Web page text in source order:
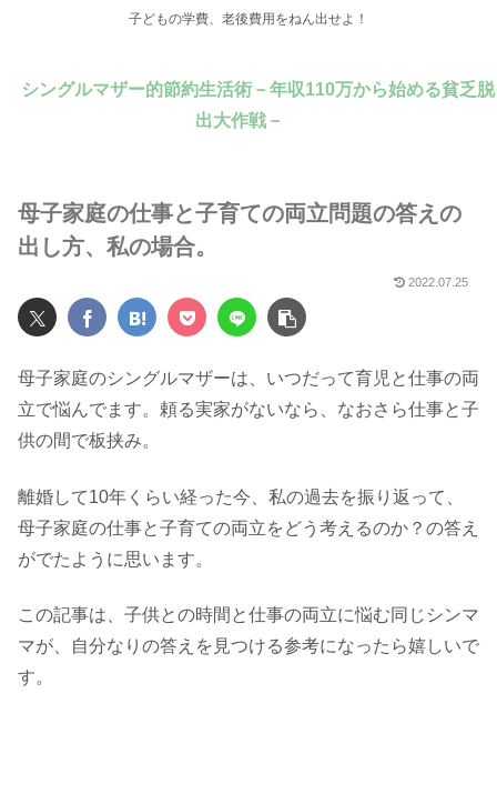
子どもの学費、老後費用をねん出せよ！
シングルマザー的節約生活術－年収110万から始める貧乏脱
出大作戦－
母子家庭の仕事と子育ての両立問題の答えの
出し方、私の場合。
2022.07.25
母子家庭のシングルマザーは、いつだって育児と仕事の両
立で悩んでます。頼る実家がないなら、なおさら仕事と子
供の間で板挟み。
離婚して10年くらい経った今、私の過去を振り返って、
母子家庭の仕事と子育ての両立をどう考えるのか？の答え
がでたように思います。
この記事は、子供との時間と仕事の両立に悩む同じシンマ
マが、自分なりの答えを見つける参考になったら嬉しいで
す。